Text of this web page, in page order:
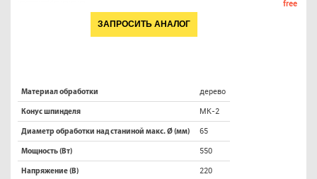
ЗАПРОСИТЬ АНАЛОГ
free
Материал обработки дерево
Конус шпинделя МК-2
Диаметр обработки над станиной макс. Ø (мм) 65
Мощность (Вт) 550
Напряжение (В) 220